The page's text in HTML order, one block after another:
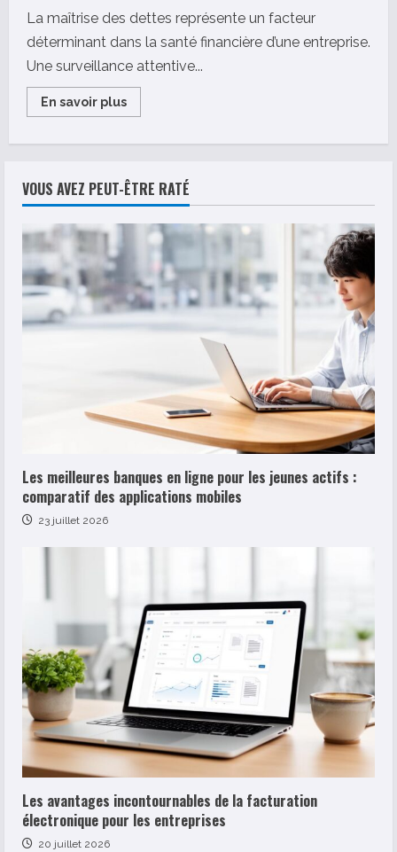
La maîtrise des dettes représente un facteur
déterminant dans la santé financière d’une entreprise.
Une surveillance attentive...
En savoir plusRead
more
5
indicateurs
clés
maîtriser
l’état
dettes
votre
société
VOUS AVEZ PEUT-ÊTRE RATÉ
Les meilleures banques en ligne pour les jeunes actifs :
comparatif des applications mobiles
23 juillet 2026
Les avantages incontournables de la facturation
électronique pour les entreprises
20 juillet 2026